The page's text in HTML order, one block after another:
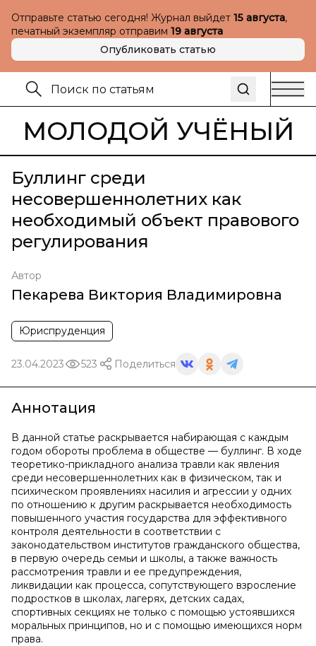
Отправьте статью сегодня! Журнал выйдет 15 августа,
печатный экземпляр отправим 19 августа
Опубликовать статью
МОЛОДОЙ УЧЁНЫЙ
Буллинг среди
несовершеннолетних как
необходимый объект правового
регулирования
Автор
Пекарева Виктория Владимировна
Юриспруденция
23.04.2023 523 Поделиться
Аннотация
В данной статье раскрывается набирающая с каждым
годом обороты проблема в обществе — буллинг. В ходе
теоретико-прикладного анализа травли как явления
среди несовершеннолетних как в физическом, так и
психическом проявлениях насилия и агрессии у одних
по отношению к другим раскрывается необходимость
повышенного участия государства для эффективного
контроля деятельности в соответствии с
законодательством институтов гражданского общества,
в первую очередь семьи и школы, а также важность
рассмотрения травли и ее предупреждения,
ликвидации как процесса, сопутствующего взросление
подростков в школах, лагерях, детских садах,
спортивных секциях не только с помощью устоявшихся
моральных принципов, но и с помощью имеющихся норм
права.